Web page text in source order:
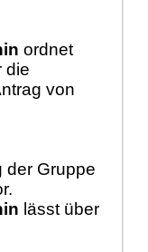
ordnet
die
von
der Gruppe
lässt über